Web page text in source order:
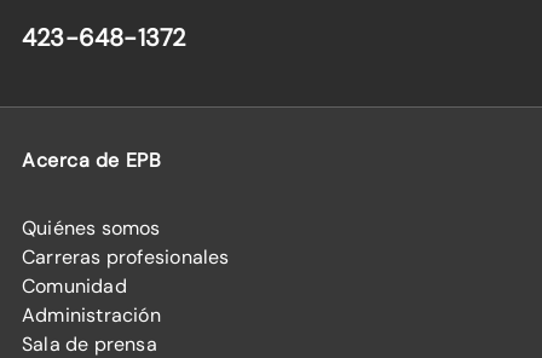
423-648-1372
Acerca de EPB
Quiénes somos
Carreras profesionales
Comunidad
Administración
Sala de prensa